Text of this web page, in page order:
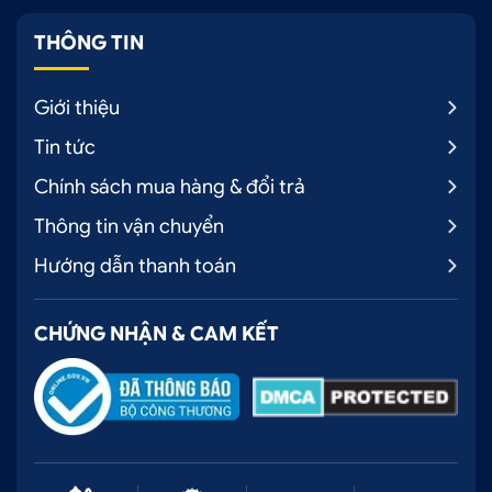
THÔNG TIN
Giới thiệu
Tin tức
Chính sách mua hàng & đổi trả
Thông tin vận chuyển
Hướng dẫn thanh toán
CHỨNG NHẬN & CAM KẾT